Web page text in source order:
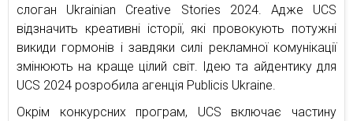
слоган Ukrainian Creative Stories 2024. Адже UCS
відзначить креативні історії, які провокують потужні
викиди гормонів і завдяки силі рекламної комунікації
змінюють на краще цілий світ. Ідею та айдентику для
UCS 2024 розробила агенція Publicis Ukraine.
Окрім конкурсних програм, UCS включає частину